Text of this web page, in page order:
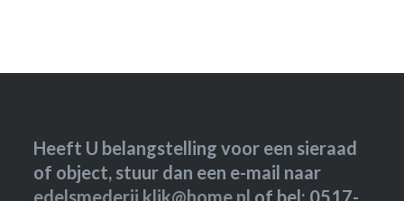
Heeft U belangstelling voor een sieraad
of object, stuur dan een e-mail naar
edelsmederij.klik@home.nl of bel: 0517-